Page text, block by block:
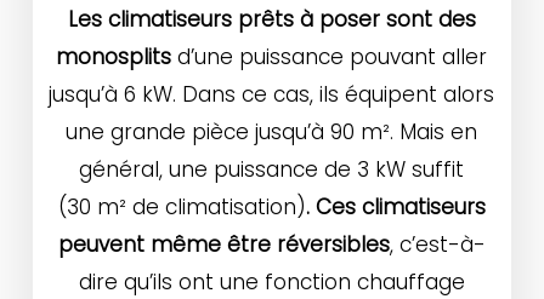
Les climatiseurs prêts à poser sont des
monosplits d’une puissance pouvant aller
jusqu’à 6 kW. Dans ce cas, ils équipent alors
une grande pièce jusqu’à 90 m². Mais en
général, une puissance de 3 kW suffit
(30 m² de climatisation). Ces climatiseurs
peuvent même être réversibles, c’est-à-
dire qu’ils ont une fonction chauffage